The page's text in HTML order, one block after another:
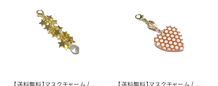
【送料無料】マスクチャーム / M 【送料無料】マスクチャーム / M